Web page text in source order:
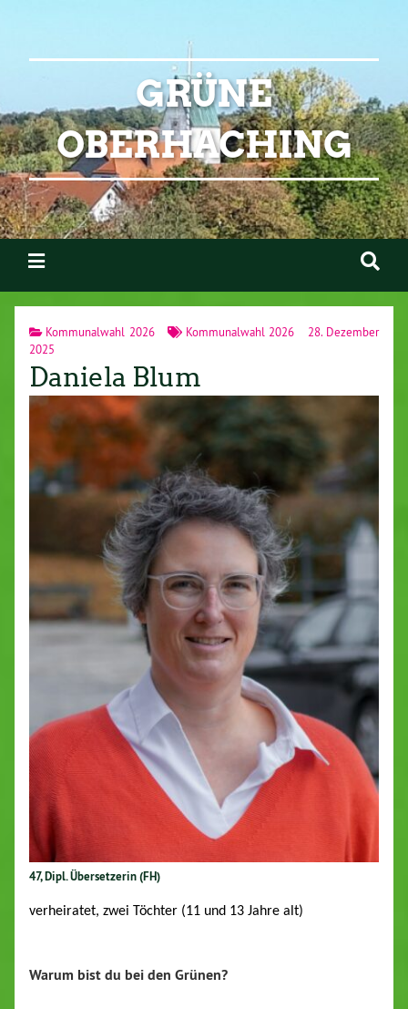
GRÜNE
OBERHACHING
Kommunalwahl 2026 Kommunalwahl 2026
28. Dezember
2025
Daniela Blum
47, Dipl. Übersetzerin (FH)
verheiratet, zwei Töchter (11 und 13 Jahre alt)
Warum bist du bei den Grünen?